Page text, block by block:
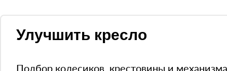
Улучшить кресло
Подбор колесиков, крестовины и механизма